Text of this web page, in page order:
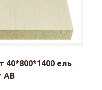
ель
АВ